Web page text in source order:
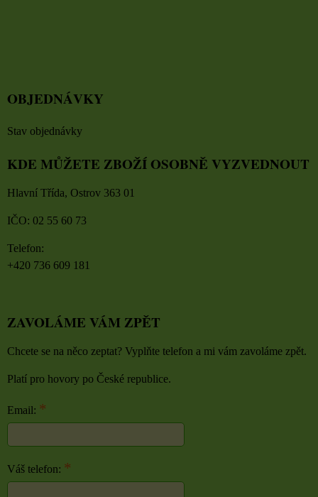
OBJEDNÁVKY
Stav objednávky
KDE MŮŽETE ZBOŽÍ OSOBNĚ VYZVEDNOUT
Hlavní Třída, Ostrov 363 01
IČO: 02 55 60 73
Telefon:
+420 736 609 181
ZAVOLÁME VÁM ZPĚT
Chcete se na něco zeptat? Vyplňte telefon a mi vám zavoláme zpět.
Platí pro hovory po České republice.
Email: *
Váš telefon: *